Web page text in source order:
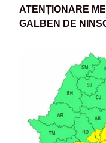
ATENȚIONARE
GALBEN DE